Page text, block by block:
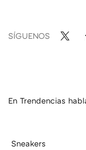
SÍGUENOS
En Trendencias
Sneakers